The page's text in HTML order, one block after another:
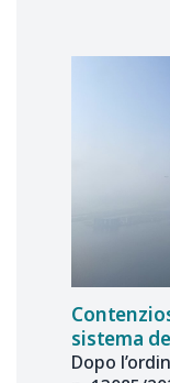
sistema
Dopo